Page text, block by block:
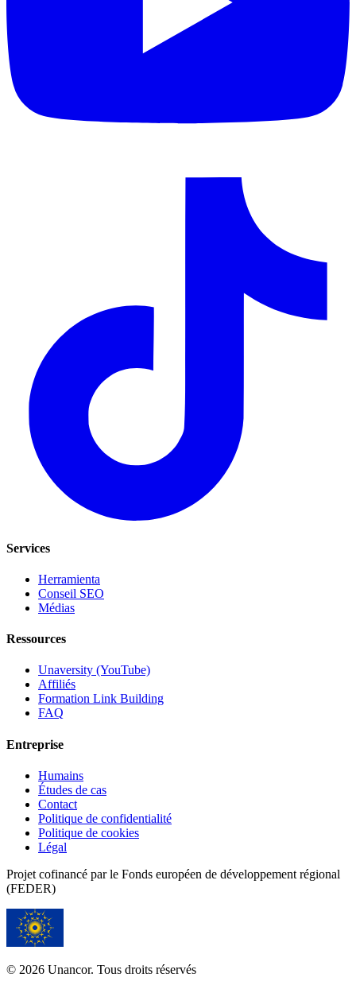
Services
Herramienta
Conseil SEO
Médias
Ressources
Unaversity (YouTube)
Affiliés
Formation Link Building
FAQ
Entreprise
Humains
Études de cas
Contact
Politique de confidentialité
Politique de cookies
Légal
Projet cofinancé par le Fonds européen de développement régional
(FEDER)
© 2026 Unancor. Tous droits réservés